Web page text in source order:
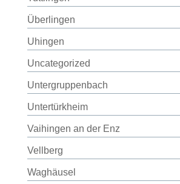
Überlingen
Uhingen
Uncategorized
Untergruppenbach
Untertürkheim
Vaihingen an der Enz
Vellberg
Waghäusel